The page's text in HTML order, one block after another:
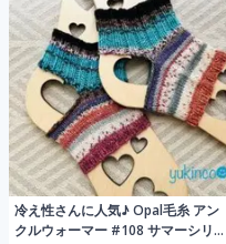
冷え性さんに人気♪ Opal毛糸 アン
クルウォーマー #108 サマーシリー